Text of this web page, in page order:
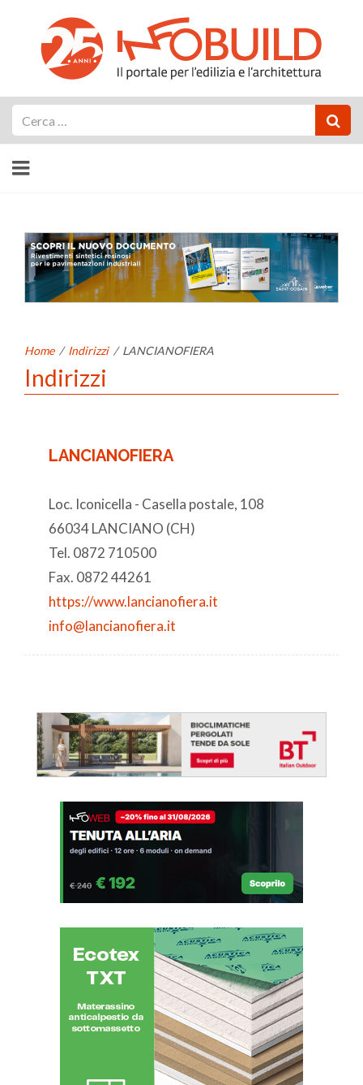
Home / Indirizzi / LANCIANOFIERA
Indirizzi
LANCIANOFIERA
Loc. Iconicella - Casella postale, 108
66034 LANCIANO (CH)
Tel. 0872 710500
Fax. 0872 44261
https://www.lancianofiera.it
info@lancianofiera.it